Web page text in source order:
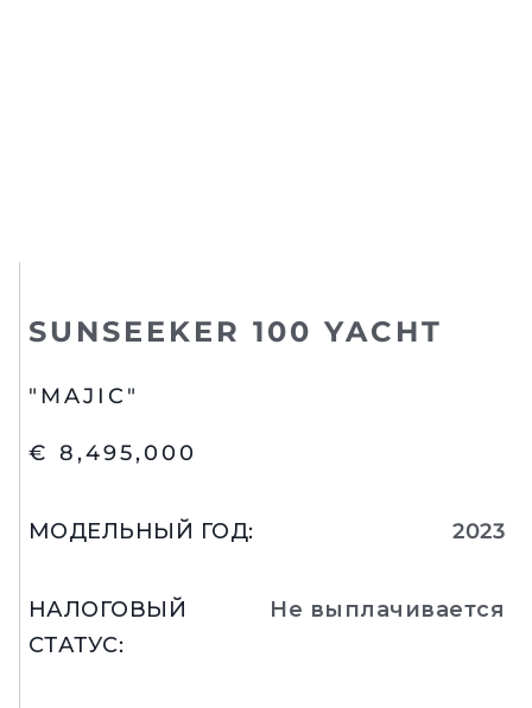
SUNSEEKER 100 YACHT
"MAJIC"
€ 8,495,000
МОДЕЛЬНЫЙ ГОД: 2023
НАЛОГОВЫЙ
СТАТУС:
Не выплачивается